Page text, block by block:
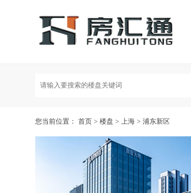
您当前位置： 首页 > 楼盘 > 上海 > 浦东新区